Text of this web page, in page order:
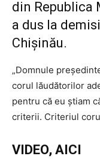
din Republica
a dus la
Chișinău.
„Domnule
corul lăudătorilor
pentru că eu știam
criterii. Criteriul
VIDEO, AICI